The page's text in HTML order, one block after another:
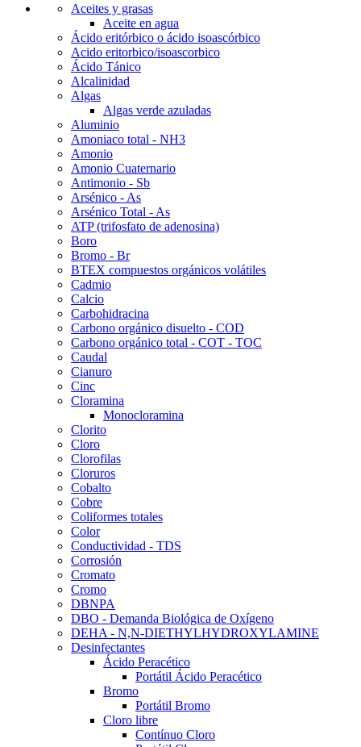
Aceites y grasas
Aceite en agua
Ácido eritórbico o ácido isoascórbico
Acido eritorbico/isoascorbico
Ácido Tánico
Alcalinidad
Algas
Algas verde azuladas
Aluminio
Amoniaco total - NH3
Amonio
Amonio Cuaternario
Antimonio - Sb
Arsénico - As
Arsénico Total - As
ATP (trifosfato de adenosina)
Boro
Bromo - Br
BTEX compuestos orgánicos volátiles
Cadmio
Calcio
Carbohidracina
Carbono orgánico disuelto - COD
Carbono orgánico total - COT - TOC
Caudal
Cianuro
Cinc
Cloramina
Monocloramina
Clorito
Cloro
Clorofilas
Cloruros
Cobalto
Cobre
Coliformes totales
Color
Conductividad - TDS
Corrosión
Cromato
Cromo
DBNPA
DBO - Demanda Biológica de Oxígeno
DEHA - N,N-DIETHYLHYDROXYLAMINE
Desinfectantes
Ácido Peracético
Portátil Ácido Peracético
Bromo
Portátil Bromo
Cloro libre
Contínuo Cloro